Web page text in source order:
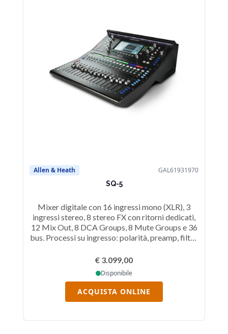
Allen & Heath GAL61931970
SQ-5
Mixer digitale con 16 ingressi mono (XLR), 3
ingressi stereo, 8 stereo FX con ritorni dedicati,
12 Mix Out, 8 DCA Groups, 8 Mute Groups e 36
bus. Processi su ingresso: polarità, preamp, filtro
delay e channel direct out.
€ 3.099,00
Disponibile
ACQUISTA ONLINE